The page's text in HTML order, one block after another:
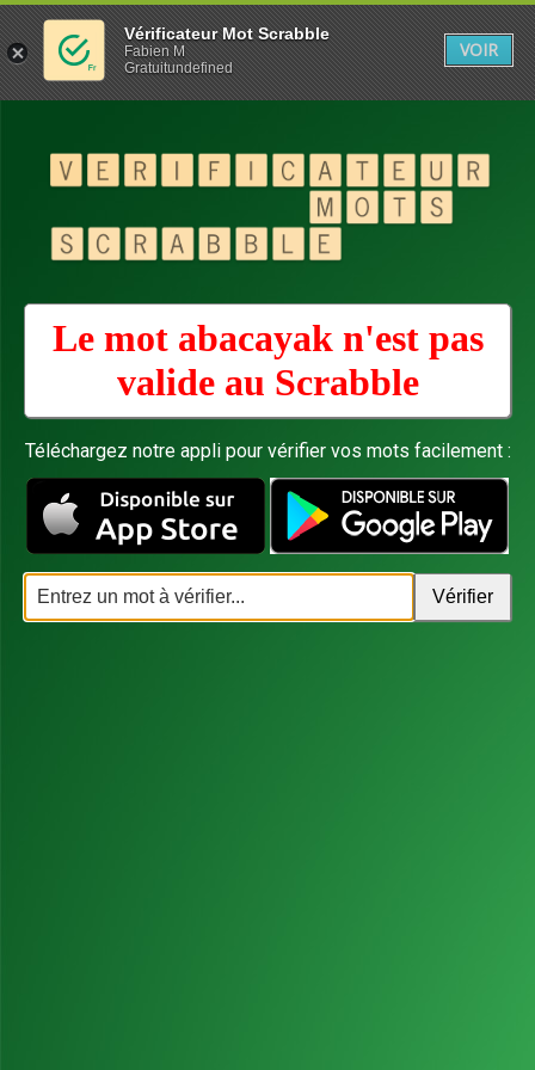
Le mot abacayak n'est pas
valide au Scrabble
Téléchargez notre appli pour vérifier vos mots facilement :
Vérificateur Mot Scrabble
Fabien M
Gratuitundefined
VOIR